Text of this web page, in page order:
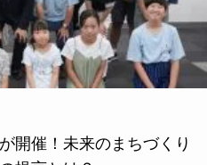
開催！未来のまちづくり